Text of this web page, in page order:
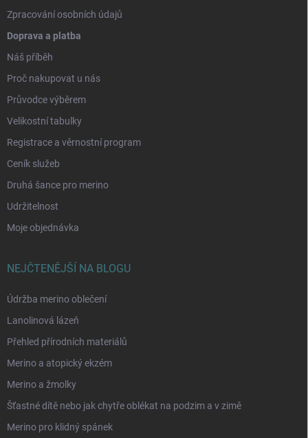
Zpracování osobních údajů
Doprava a platba
Náš příběh
Proč nakupovat u nás
Průvodce výběrem
Velikostní tabulky
Registrace a věrnostní program
Ceník služeb
Druhá šance pro merino
Udržitelnost
Moje objednávka
NEJČTENĚJŠÍ NA BLOGU
Údržba merino oblečení
Lanolinová lázeň
Přehled přírodních materiálů
Merino a atopický ekzém
Merino a žmolky
Šťastné dítě nebo jak chytře oblékat na podzim a v zimě
Merino pro klidný spánek